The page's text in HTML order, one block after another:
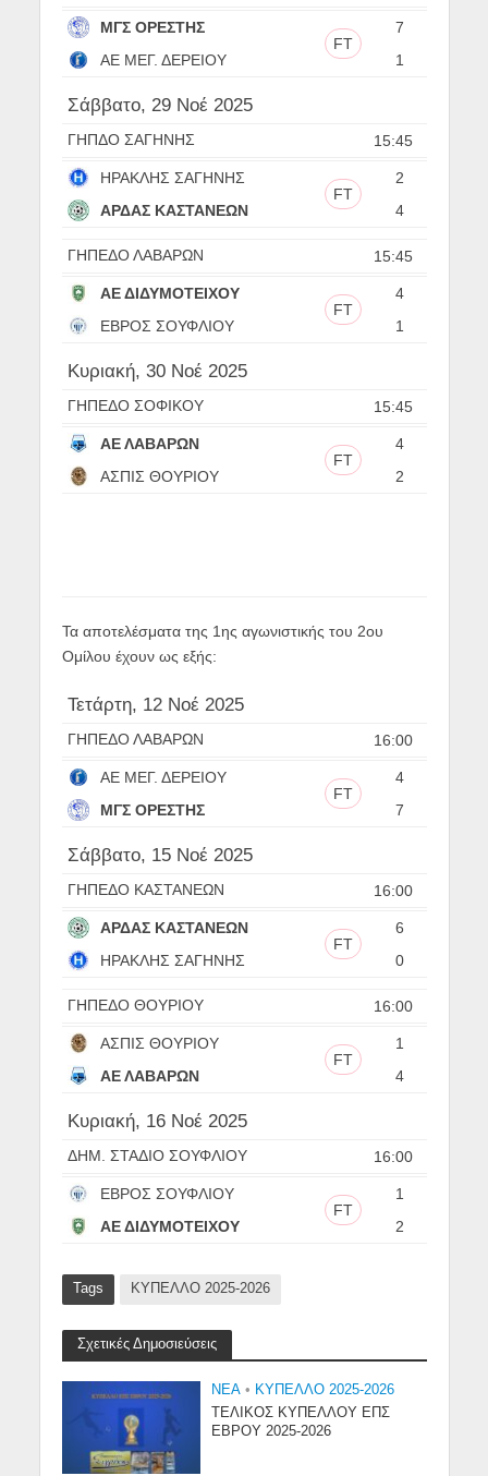
ΜΓΣ ΟΡΕΣΤΗΣ
7
FT
ΑΕ ΜΕΓ. ΔΕΡΕΙΟΥ
1
Σάββατο, 29 Νοέ 2025
15:45
ΓΗΠΔΟ ΣΑΓΗΝΗΣ
ΗΡΑΚΛΗΣ ΣΑΓΗΝΗΣ
2
FT
ΑΡΔΑΣ ΚΑΣΤΑΝΕΩΝ
4
15:45
ΓΗΠΕΔΟ ΛΑΒΑΡΩΝ
ΑΕ ΔΙΔΥΜΟΤΕΙΧΟΥ
4
FT
ΕΒΡΟΣ ΣΟΥΦΛΙΟΥ
1
Κυριακή, 30 Νοέ 2025
15:45
ΓΗΠΕΔΟ ΣΟΦΙΚΟΥ
ΑΕ ΛΑΒΑΡΩΝ
4
FT
ΑΣΠΙΣ ΘΟΥΡΙΟΥ
2
Τα αποτελέσματα της 1ης αγωνιστικής του 2ου
Ομίλου έχουν ως εξής:
Τετάρτη, 12 Νοέ 2025
16:00
ΓΗΠΕΔΟ ΛΑΒΑΡΩΝ
ΑΕ ΜΕΓ. ΔΕΡΕΙΟΥ
4
FT
ΜΓΣ ΟΡΕΣΤΗΣ
7
Σάββατο, 15 Νοέ 2025
16:00
ΓΗΠΕΔΟ ΚΑΣΤΑΝΕΩΝ
ΑΡΔΑΣ ΚΑΣΤΑΝΕΩΝ
6
FT
ΗΡΑΚΛΗΣ ΣΑΓΗΝΗΣ
0
16:00
ΓΗΠΕΔΟ ΘΟΥΡΙΟΥ
ΑΣΠΙΣ ΘΟΥΡΙΟΥ
1
FT
ΑΕ ΛΑΒΑΡΩΝ
4
Κυριακή, 16 Νοέ 2025
16:00
ΔΗΜ. ΣΤΑΔΙΟ ΣΟΥΦΛΙΟΥ
ΕΒΡΟΣ ΣΟΥΦΛΙΟΥ
1
FT
ΑΕ ΔΙΔΥΜΟΤΕΙΧΟΥ
2
Tags ΚΥΠΕΛΛΟ 2025-2026
Σχετικές Δημοσιεύσεις
NEA • ΚΥΠΕΛΛΟ 2025-2026
ΤΕΛΙΚΟΣ ΚΥΠΕΛΛΟΥ ΕΠΣ
ΕΒΡΟΥ 2025-2026